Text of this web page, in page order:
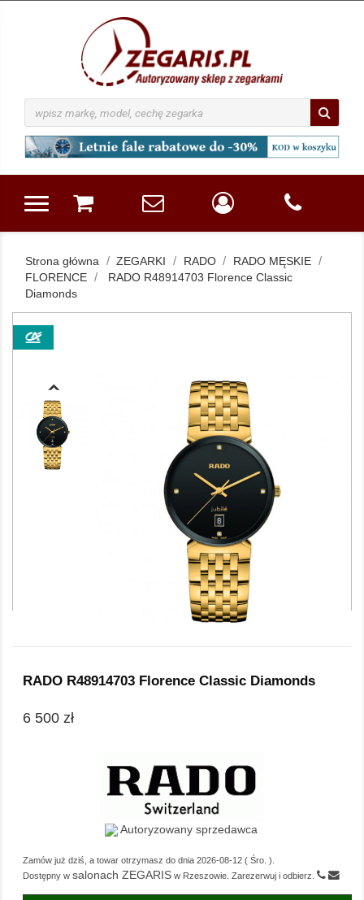
Strona główna ZEGARKI RADO
RADO MĘSKIE
FLORENCE
RADO R48914703 Florence Classic
Diamonds
RADO R48914703 Florence Classic Diamonds
6 500 zł
Autoryzowany sprzedawca
Zamów już dziś, a towar otrzymasz do dnia 2026-08-12 (Śro. ).
Dostępny w salonach ZEGARISw Rzeszowie. Zarezerwuj i odbierz.